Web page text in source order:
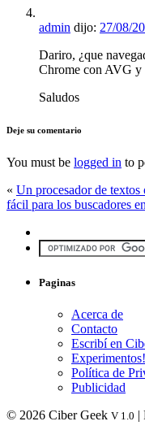
admin dijo: 27/08/
Dariro, ¿que
Chrome con AVG y
Saludos
Deje su comentario
You must be logged in to
« Un procesador de textos
fácil para los buscadores
Paginas
Acerca de
Contacto
Escribí en
Experimentos!
Política de
Publicidad
© 2026 Ciber Geek V 1.0 |